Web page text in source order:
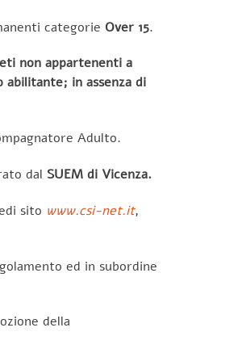
categorie Over 15.
non appartenenti a
in assenza di
Adulto.
dal SUEM di Vicenza.
sito www.csi-net.it,
ed in subordine
della